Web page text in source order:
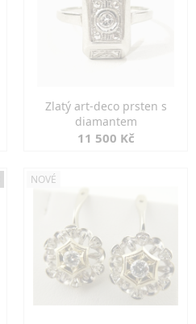
Zlatý art-deco prsten s
diamantem
11 500 Kč
NOVÉ